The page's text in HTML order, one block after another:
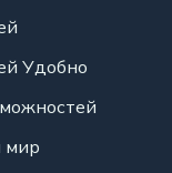
Удобно
мир